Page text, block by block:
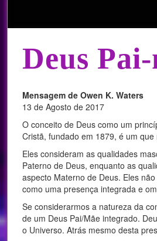
Deus
Mensagem de Owen K. Waters
13 de Agosto de 2017
O conceito de Deus como um
Cristã, fundado em 1879, é um
Eles consideram as qualidades
Paterno de Deus, enquanto as
aspecto Materno de Deus. Eles
como uma presença integrada e
Se considerarmos a natureza da
de um Deus Pai/Mãe integrado.
o Universo. Atrás mesmo desta